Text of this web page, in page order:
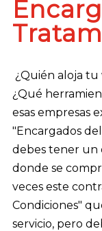
¿Quién aloja
¿Qué
esas empresas
"Encargados
debes tener un
donde se
veces este
Condiciones"
servicio, pero